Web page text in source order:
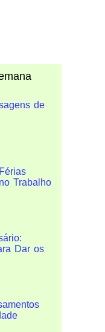
de
Trabalho
Dar os